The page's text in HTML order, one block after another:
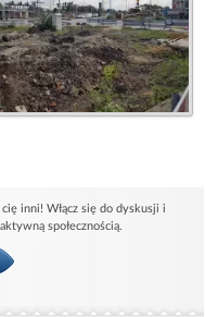
inni! Włącz się do dyskusji i
społecznością.